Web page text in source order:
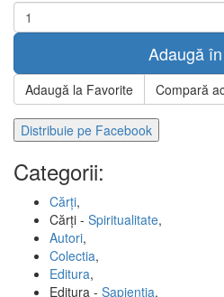
Adaugă
Adaugă la Favorite Compară
Distribuie pe Facebook
Categorii:
Cărți,
Cărți - Spiritualitate,
Autori,
Colectia,
Editura,
Editura - Sapientia,